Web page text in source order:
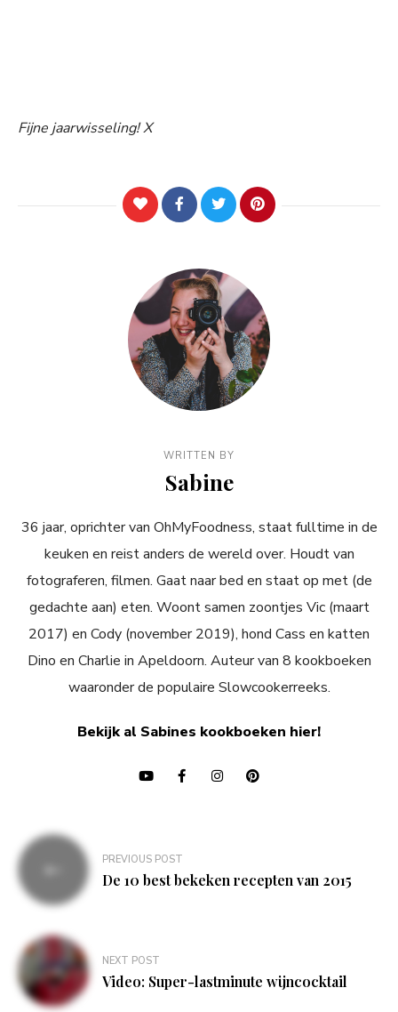
Fijne jaarwisseling! X
WRITTEN BY
Sabine
36 jaar, oprichter van OhMyFoodness, staat fulltime in de
keuken en reist anders de wereld over. Houdt van
fotograferen, filmen. Gaat naar bed en staat op met (de
gedachte aan) eten. Woont samen zoontjes Vic (maart
2017) en Cody (november 2019), hond Cass en katten
Dino en Charlie in Apeldoorn. Auteur van 8 kookboeken
waaronder de populaire Slowcookerreeks.
Bekijk al Sabines kookboeken hier!
Bericht
navigatie
PREVIOUS POST
De 10 best bekeken recepten van 2015
NEXT POST
Video: Super-lastminute wijncocktail